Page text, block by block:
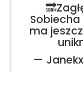
ma
—